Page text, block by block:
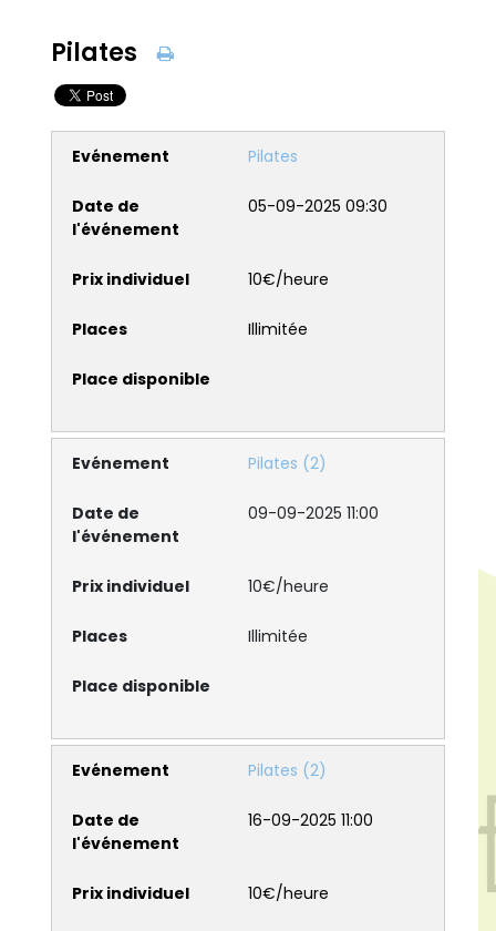
Pilates
Pilates
05-09-2025 09:30
10€/heure
Illimitée
Pilates (2)
09-09-2025 11:00
10€/heure
Illimitée
Pilates (2)
16-09-2025 11:00
10€/heure